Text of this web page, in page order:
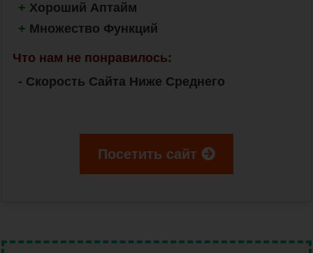
+ Хороший Аптайм
+ Множество Функций
Что нам не понравилось:
- Скорость Сайта Ниже Среднего
Посетить сайт